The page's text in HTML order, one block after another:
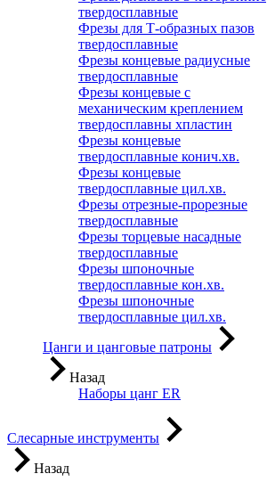
твердосплавные
Фрезы для Т-образных пазов
твердосплавные
Фрезы концевые радиусные
твердосплавные
Фрезы концевые с
механическим креплением
твердосплавны хпластин
Фрезы концевые
твердосплавные конич.хв.
Фрезы концевые
твердосплавные цил.хв.
Фрезы отрезные-прорезные
твердосплавные
Фрезы торцевые насадные
твердосплавные
Фрезы шпоночные
твердосплавные кон.хв.
Фрезы шпоночные
твердосплавные цил.хв.
Цанги и цанговые патроны
Назад
Наборы цанг ER
Слесарные инструменты
Назад